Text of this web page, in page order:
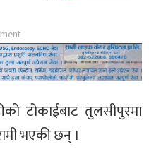
टोकाईबाट तुलसीपुरमा
भएकी छन् ।